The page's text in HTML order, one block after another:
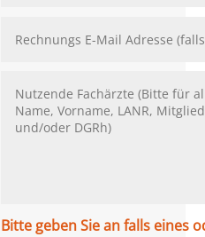
Bitte geben Sie an falls eines